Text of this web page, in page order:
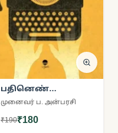
பதினெண்
மேற்கணக்கு
தொல்காப்பியப்
முனைவர் ப. அன்பரசி
₹190₹180